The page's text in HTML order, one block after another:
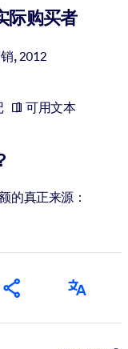
，以获得更强的学习效
统提供动力，以改善输
际购买者
,2012
可用文本
的真正来源：